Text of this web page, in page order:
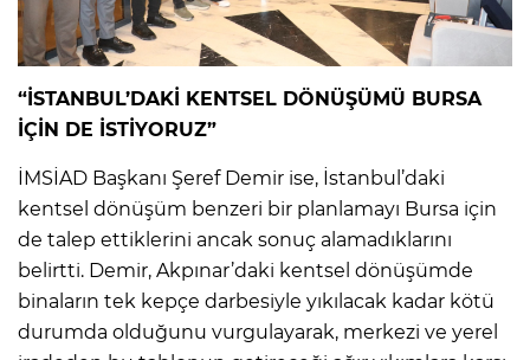
“İSTANBUL’DAKİ KENTSEL DÖNÜŞÜMÜ BURSA
İÇİN DE İSTİYORUZ”
İMSİAD Başkanı Şeref Demir ise, İstanbul’daki
kentsel dönüşüm benzeri bir planlamayı Bursa için
de talep ettiklerini ancak sonuç alamadıklarını
belirtti. Demir, Akpınar’daki kentsel dönüşümde
binaların tek kepçe darbesiyle yıkılacak kadar kötü
durumda olduğunu vurgulayarak, merkezi ve yerel